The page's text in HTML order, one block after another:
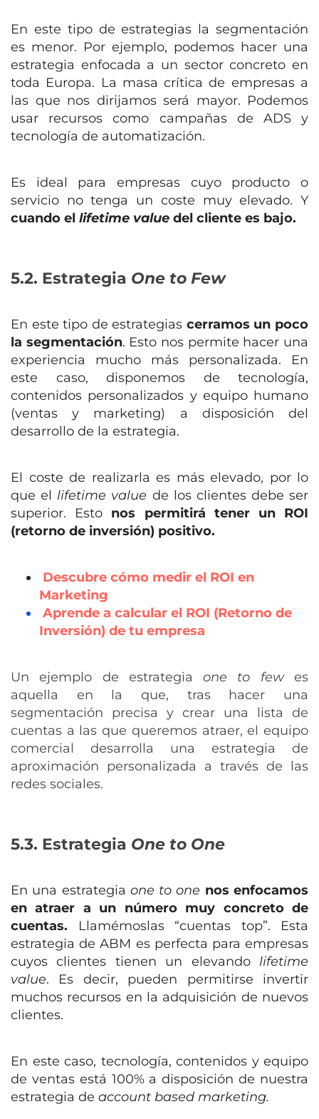
En este tipo de estrategias la segmentación
es menor. Por ejemplo, podemos hacer una
estrategia enfocada a un sector concreto en
toda Europa. La masa crítica de empresas a
las que nos dirijamos será mayor. Podemos
usar recursos como campañas de ADS y
tecnología de automatización.
Es ideal para empresas cuyo producto o
servicio no tenga un coste muy elevado. Y
cuando el lifetime value del cliente es bajo.
5.2. Estrategia One to Few
En este tipo de estrategias cerramos un poco
la segmentación. Esto nos permite hacer una
experiencia mucho más personalizada. En
este caso, disponemos de tecnología,
contenidos personalizados y equipo humano
(ventas y marketing) a disposición del
desarrollo de la estrategia.
El coste de realizarla es más elevado, por lo
que el lifetime value de los clientes debe ser
superior. Esto nos permitirá tener un ROI
(retorno de inversión) positivo.
Descubre cómo medir el ROI en
Marketing
Aprende a calcular el ROI (Retorno de
Inversión) de tu empresa
Un ejemplo de estrategia one to fewes
aquella en la que, tras hacer una
segmentación precisa y crear una lista de
cuentas a las que queremos atraer, el equipo
comercial desarrolla una estrategia de
aproximación personalizada a través de las
redes sociales.
5.3. Estrategia One to One
En una estrategia one to one nos enfocamos
en atraer a un número muy concreto de
cuentas. Llamémoslas “cuentas top”. Esta
estrategia de ABM es perfecta para empresas
cuyos clientes tienen un elevando lifetime
value. Es decir, pueden permitirse invertir
muchos recursos en la adquisición de nuevos
clientes.
En este caso, tecnología, contenidos y equipo
de ventas está 100% a disposición de nuestra
estrategia de account based marketing.